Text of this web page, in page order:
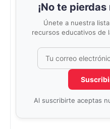
¡No te
Únete a nuestra
recursos educativos de
Al suscribirte aceptas